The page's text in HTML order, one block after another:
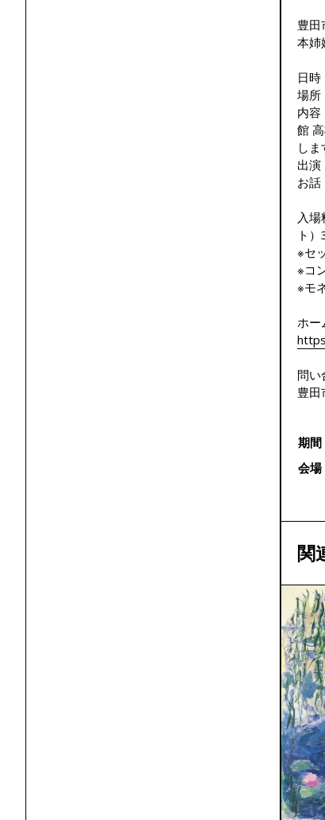
豊
本姉
日
場所
内
館
しま
出演
お話
入
ト
※セ
※コ
※モ
ホー
問い
豊
期
会
関